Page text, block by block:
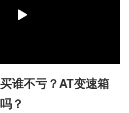
谁不亏？AT变速箱
？